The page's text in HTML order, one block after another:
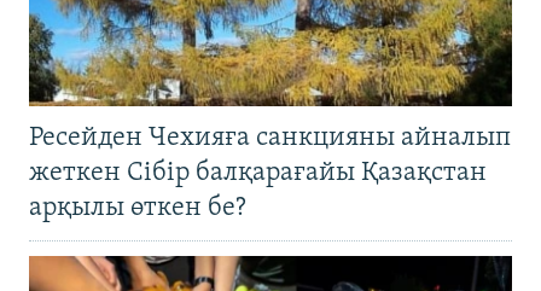
Ресейден Чехияға санкцияны айналып
жеткен Сібір балқарағайы Қазақстан
арқылы өткен бе?